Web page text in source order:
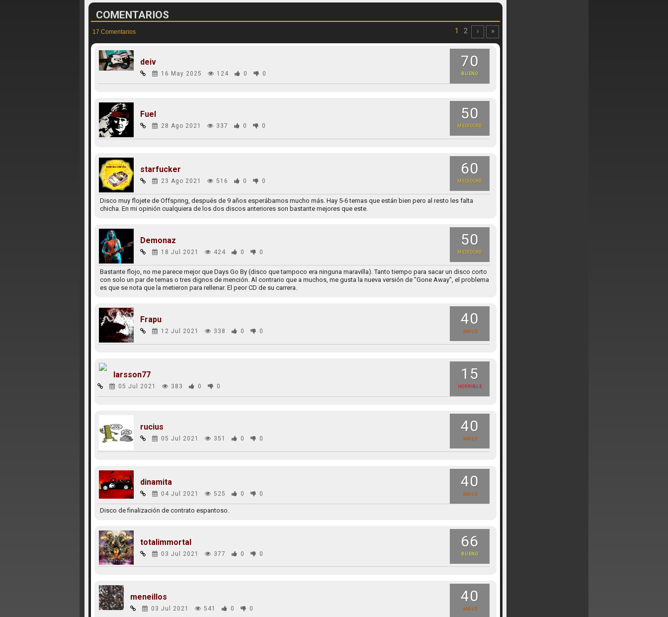
COMENTARIOS
17 Comentarios 1 2 › »
70
BUENO
deiv
16 May 2025 124 0 0
50
MEDIOCRE
Fuel
28 Ago 2021 337 0 0
60
MEDIOCRE
starfucker
23 Ago 2021 516 0 0
Disco muy flojete de Offspring, después de 9 años esperábamos mucho más. Hay 5-6 temas que están bien pero al resto les falta
chicha. En mi opinión cualquiera de los dos discos anteriores son bastante mejores que este.
50
MEDIOCRE
Demonaz
18 Jul 2021 424 0 0
Bastante flojo, no me parece mejor que Days Go By (disco que tampoco era ninguna maravilla). Tanto tiempo para sacar un disco corto
con solo un par de temas o tres dignos de mención. Al contrario que a muchos, me gusta la nueva versión de "Gone Away", el problema
es que se nota que la metieron para rellenar. El peor CD de su carrera.
40
MALO
Frapu
12 Jul 2021 338 0 0
15
HORRIBLE
larsson77
05 Jul 2021 383 0 0
40
MALO
rucius
05 Jul 2021 351 0 0
40
MALO
dinamita
04 Jul 2021 525 0 0
Disco de finalización de contrato espantoso.
66
BUENO
totalimmortal
03 Jul 2021 377 0 0
40
MALO
meneillos
03 Jul 2021 541 0 0